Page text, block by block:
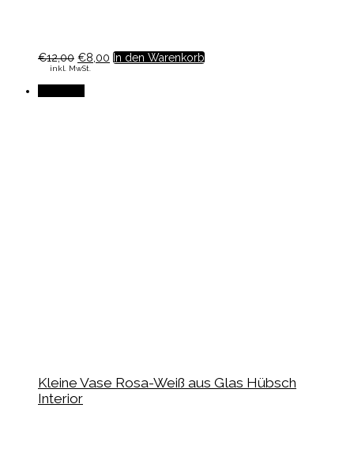
€12,00 €8,00 In den Warenkorb
inkl. MwSt.
Kleine Vase Rosa-Weiß aus Glas Hübsch
Interior